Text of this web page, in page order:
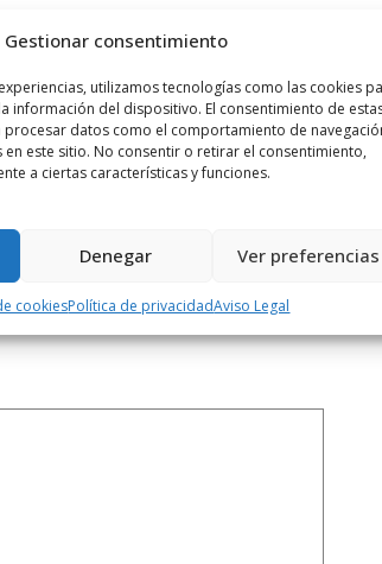
Gestionar consentimiento
utilizamos tecnologías como las cookies
información del dispositivo. El consentimiento de
datos como el comportamiento de
en este sitio. No consentir o retirar el consentimiento,
a ciertas características y funciones.
Denegar Ver preferencias
cookiesPolítica de privacidadAviso Legal
Siguiente noticia